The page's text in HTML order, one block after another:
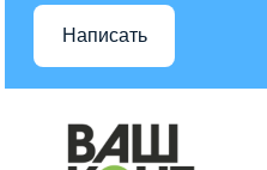
Написать